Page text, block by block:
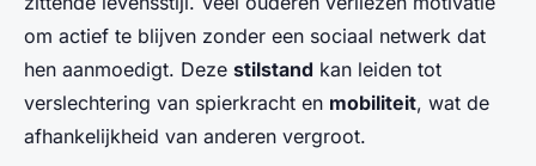
om actief te blijven zonder een sociaal netwerk dat
hen aanmoedigt. Deze stilstand kan leiden tot
verslechtering van spierkracht en mobiliteit, wat de
afhankelijkheid van anderen vergroot.